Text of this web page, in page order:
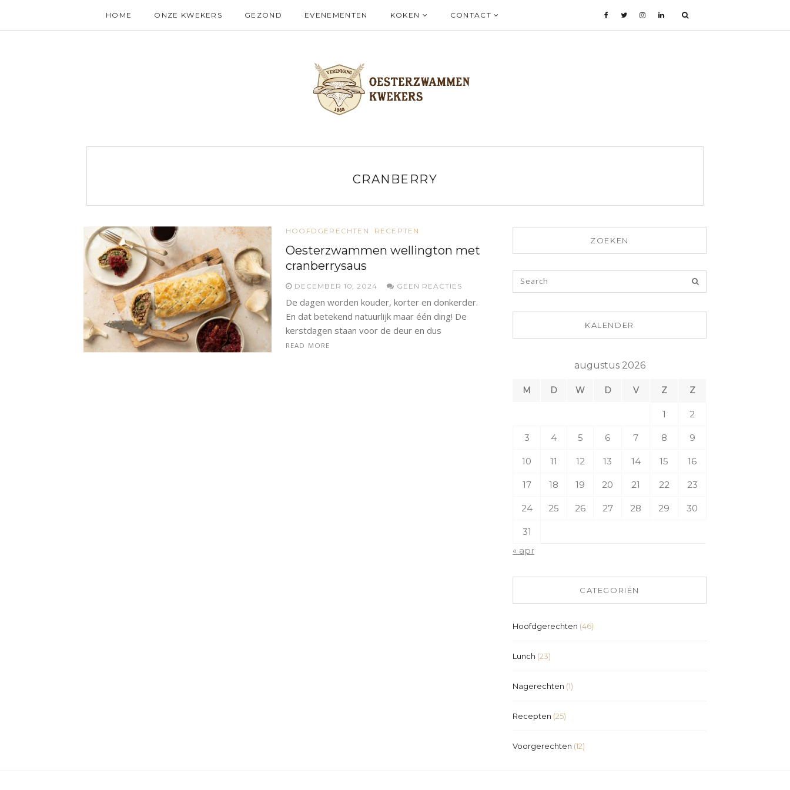
HOME ONZE KWEKERS GEZOND EVENEMENTEN KOKEN CONTACT
CRANBERRY
HOOFDGERECHTEN RECEPTEN
Oesterzwammen wellington met
cranberrysaus
DECEMBER 10, 2024 GEEN REACTIES
De dagen worden kouder, korter en donkerder.
En dat betekend natuurlijk maar één ding! De
kerstdagen staan voor de deur en dus
READ MORE
ZOEKEN
KALENDER
augustus 2026
M D W D V Z Z
1 2
3 4 5 6 7 8 9
10 11 12 13 14 15 16
17 18 19 20 21 22 23
24 25 26 27 28 29 30
31
« apr
CATEGORIËN
Hoofdgerechten (46)
Lunch (23)
Nagerechten (1)
Recepten (25)
Voorgerechten (12)